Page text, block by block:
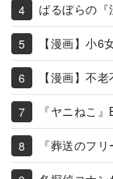
ばるぼらの
【漫画】小6
【漫画】不
『ヤニねこ
『葬送のフ